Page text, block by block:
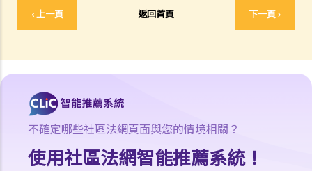
‹ 上一頁 返回首頁 下一頁 ›
8. 委託專家擬備報告的守則
11. 審訊前的覆核
就人身傷害提出申索，會取得多少賠償？
涉及非致命意外的申索
若我因人身傷害提出申索，可否申請法律援助？
不確定哪些社區法網頁面與您的情境相關？
使用社區法網智能推薦系統！